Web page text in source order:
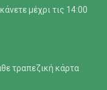
μέχρι τις 14:00
τραπεζική κάρτα